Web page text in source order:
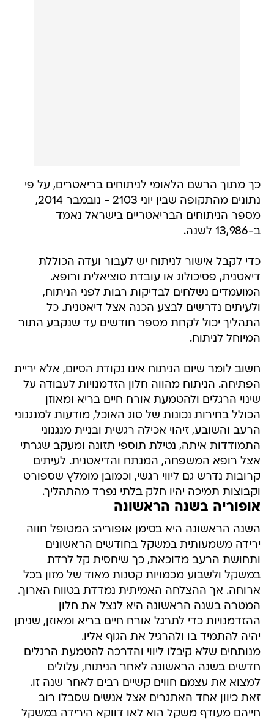
כך מתוך הרשם הלאומי לניתוחים בריאטרים, על פי
נתונים מהתקופה שבין יוני 2103 - נובמבר 2014,
מספר הניתוחים הבריאטריים בישראל נאמד
ב-13,986 לשנה.
כדי לקבל אישור לניתוח יש לעבור ועדה הכוללת
דיאטנית, פסיכולוג או עובדת סוציאלית ורופא.
המועמדים נשלחים לבדיקות רבות לפני הניתוח,
ולעיתים נדרשים לבצע הכנה אצל דיאטנית. כל
התהליך יכול לקחת מספר חודשים עד שנקבע התור
המיוחל לניתוח.
חשוב לומר שיום הניתוח אינו נקודת הסיום, אלא יריית
הפתיחה. הניתוח מהווה חלון הזדמנויות לעבודה על
שינוי הרגלים ולהטמעת אורח חיים בריא ומאוזן
הכולל בחירות נכונות של סוג האוכל, מודעות למנגנוני
הרעב והשובע, זיהוי אכילה רגשית ובניית מנגנוני
התמודדות איתה, נטילת תוספי תזונה ומעקב שגרתי
אצל רופא המשפחה, המנתח והדיאטנית. לעיתים
קרובות נדרש גם ליווי רגשי, וכמובן מומלץ שספורט
וקבוצות תמיכה יהיו חלק בלתי נפרד מהתהליך.
אופוריה בשנה הראשונה
השנה הראשונה היא בסימן אופוריה: המטופל חווה
ירידה משמעותית במשקל בחודשים הראשונים
ותחושת הרעב מדוכאת, כך שיחסית קל לרדת
במשקל ולשבוע מכמויות קטנות מאוד של מזון בכל
ארוחה. אך ההצלחה האמיתית נמדדת בטווח הארוך.
המטרה בשנה הראשונה היא לנצל את חלון
ההזדמנויות כדי לתרגל אורח חיים בריא ומאוזן, שניתן
יהיה להתמיד בו ולהרגיל את הגוף אליו.
מנותחים שלא קיבלו ליווי והדרכה להטמעת הרגלים
חדשים בשנה הראשונה לאחר הניתוח, עלולים
למצוא את עצמם חווים קשיים רבים לאחר שנה זו.
זאת כיוון אחד האתגרים אצל אנשים שסבלו רוב
חייהם מעודף משקל הוא לאו דווקא הירידה במשקל